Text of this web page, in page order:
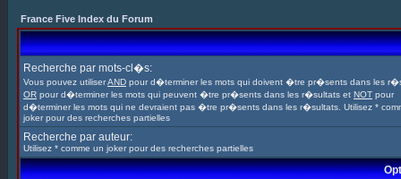
France Five Index du Forum
Recherche par mots-cl�s:
Vous pouvez utiliserAND pour d�terminer les mots qui doivent �tre pr�sents dans les
OR pour d�terminer les mots qui peuvent �tre pr�sents dans les r�sultats et NOT pour
d�terminer les mots qui ne devraient pas �tre pr�sents dans les r�sultats. Utilisez *
joker pour des recherches partielles
Recherche par auteur:
Utilisez * comme un joker pour des recherches partielles